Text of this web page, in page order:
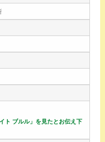
ト ブルル」を見たとお伝え下